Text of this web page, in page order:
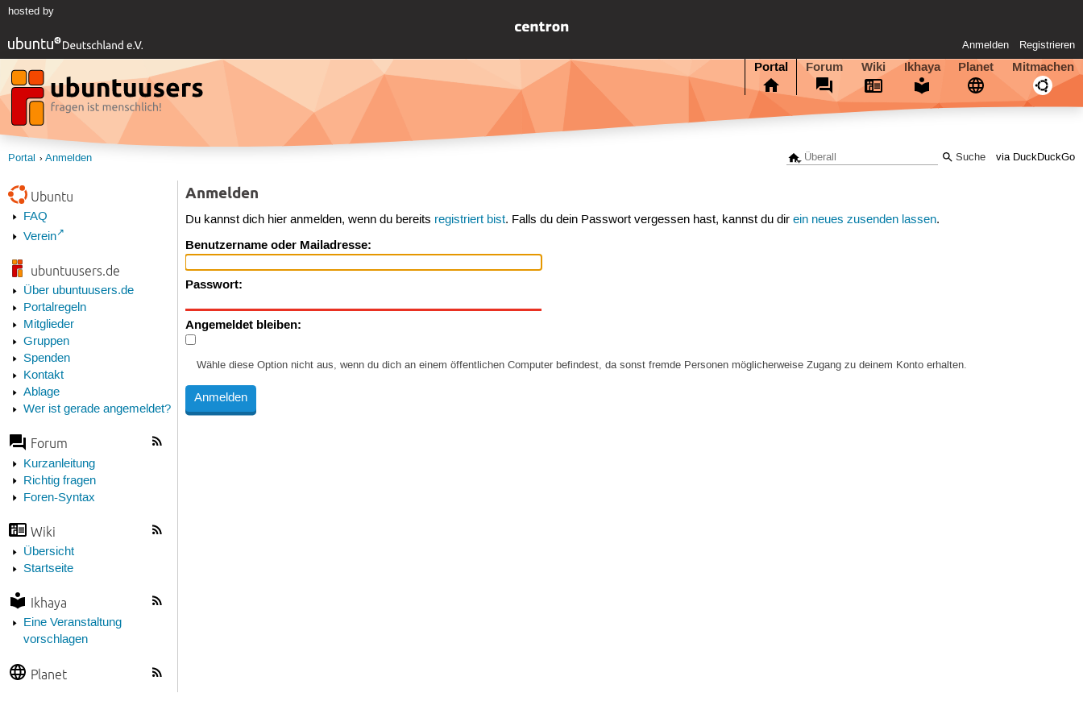
hosted by
Anmelden Registrieren
Portal Forum Wiki Ikhaya Planet Mitmachen
via DuckDuckGo
Portal Anmelden
Ubuntu
FAQ
Verein
ubuntuusers.de
Über ubuntuusers.de
Portalregeln
Mitglieder
Gruppen
Spenden
Kontakt
Ablage
Wer ist gerade angemeldet?
Forum
Kurzanleitung
Richtig fragen
Foren-Syntax
Wiki
Übersicht
Startseite
Ikhaya
Eine Veranstaltung
vorschlagen
Planet
Anmelden
Du kannst dich hier anmelden, wenn du bereits registriert bist. Falls du dein Passwort vergessen hast, kannst du direin neues zusenden lassen.
Benutzername oder Mailadresse:
Passwort:
Angemeldet bleiben:
Wähle diese Option nicht aus, wenn du dich an einem öffentlichen Computer befindest, da sonst fremde Personen möglicherweise Zugang zu deinem Konto erhalten.